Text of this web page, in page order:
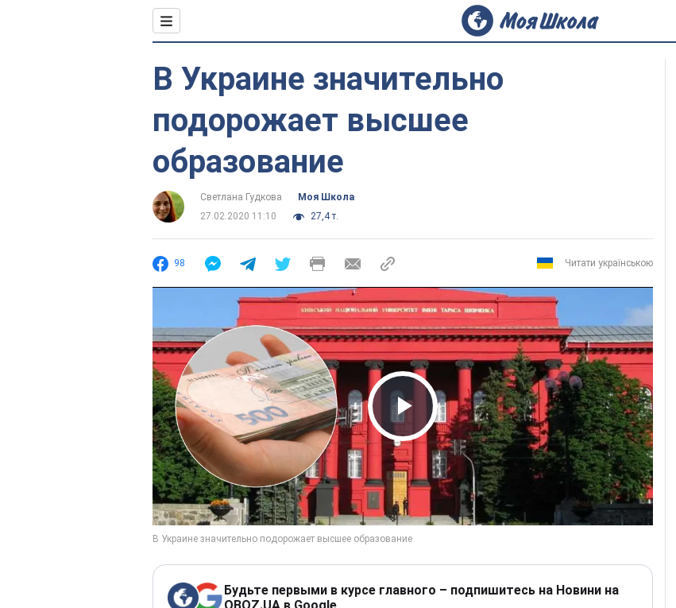
В Украине значительно
подорожает высшее
образование
Светлана Гудкова
Моя Школа
27.02.2020 11:10
27,4 т.
98 Читати українською
Play Video
Будьте первыми в курсе главного – подпишитесь на Новини на